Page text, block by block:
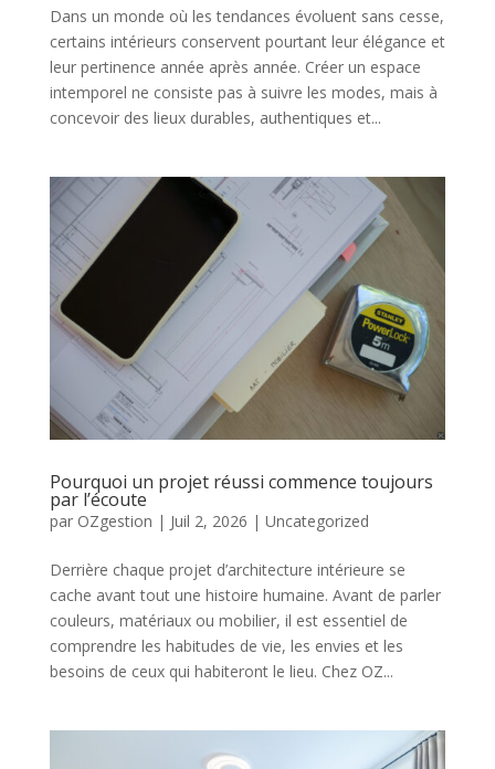
Dans un monde où les tendances évoluent sans cesse,
certains intérieurs conservent pourtant leur élégance et
leur pertinence année après année. Créer un espace
intemporel ne consiste pas à suivre les modes, mais à
concevoir des lieux durables, authentiques et...
Pourquoi un projet réussi commence toujours
par l’écoute
par OZgestion | Juil 2, 2026 | Uncategorized
Derrière chaque projet d’architecture intérieure se
cache avant tout une histoire humaine. Avant de parler
couleurs, matériaux ou mobilier, il est essentiel de
comprendre les habitudes de vie, les envies et les
besoins de ceux qui habiteront le lieu. Chez OZ...